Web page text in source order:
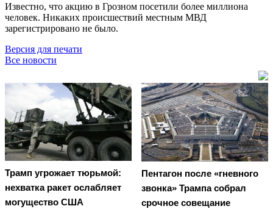
Известно, что акцию в Грозном посетили более миллиона
человек. Никаких происшествий местным МВД
зарегистрировано не было.
Версия для печати
Все новости
Трамп угрожает тюрьмой:
нехватка ракет ослабляет
могущество США
Пентагон после «гневного
звонка» Трампа собрал
срочное совещание